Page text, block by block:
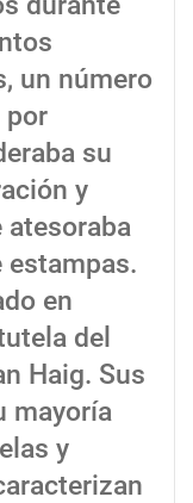
un número
por
su
y
atesoraba
estampas.
en
del
Haig. Sus
mayoría
y